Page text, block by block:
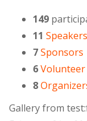
149
11 Speakers
7Sponsors
6Volunteer
8
Gallery from